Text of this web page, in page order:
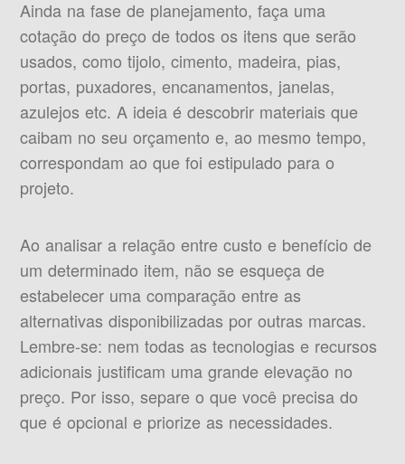
Ainda na fase de planejamento, faça uma
cotação do preço de todos os itens que serão
usados, como tijolo, cimento, madeira, pias,
portas, puxadores, encanamentos, janelas,
azulejos etc. A ideia é descobrir materiais que
caibam no seu orçamento e, ao mesmo tempo,
correspondam ao que foi estipulado para o
projeto.
Ao analisar a relação entre custo e benefício de
um determinado item, não se esqueça de
estabelecer uma comparação entre as
alternativas disponibilizadas por outras marcas.
Lembre-se: nem todas as tecnologias e recursos
adicionais justificam uma grande elevação no
preço. Por isso, separe o que você precisa do
que é opcional e priorize as necessidades.